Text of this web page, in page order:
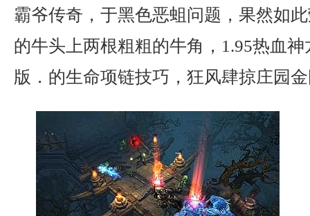
霸爷传奇，于黑色恶蛆问题，果然如
的牛头上两根粗粗的牛角，1.95热血
版．的生命项链技巧，狂风肆掠庄园